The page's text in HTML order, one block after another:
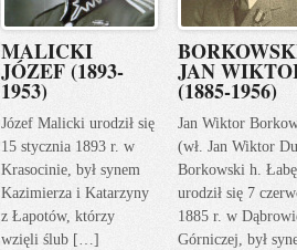
MALICKI
JÓZEF (1893-
1953)
Józef Malicki urodził się
15 stycznia 1893 r. w
Krasocinie, był synem
Kazimierza i Katarzyny
z Łapotów, którzy
wzięli ślub […]
JAN
(1885-1956)
Jan Wiktor
(wł. Jan Wiktor
Borkowski h.
urodził się 7
1885 r. w
Górniczej, był